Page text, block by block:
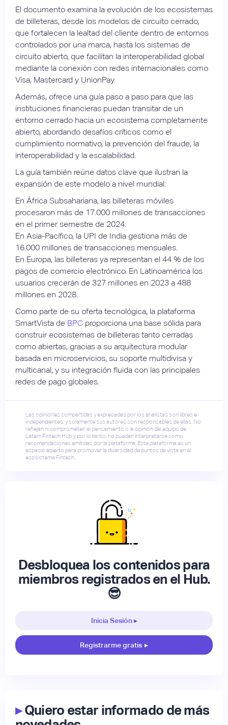
El documento examina la evolución de los ecosistemas
de billeteras, desde los modelos de circuito cerrado,
que fortalecen la lealtad del cliente dentro de entornos
controlados por una marca, hasta los sistemas de
circuito abierto, que facilitan la interoperabilidad global
mediante la conexión con redes internacionales como
Visa, Mastercard y UnionPay.
Además, ofrece una guía paso a paso para que las
instituciones financieras puedan transitar de un
entorno cerrado hacia un ecosistema completamente
abierto, abordando desafíos críticos como el
cumplimiento normativo, la prevención del fraude, la
interoperabilidad y la escalabilidad.
La guía también reúne datos clave que ilustran la
expansión de este modelo a nivel mundial:
En África Subsahariana, las billeteras móviles
procesaron más de 17.000 millones de transacciones
en el primer semestre de 2024.
En Asia-Pacífico, la UPI de India gestiona más de
16.000 millones de transacciones mensuales.
En Europa, las billeteras ya representan el 44 % de los
pagos de comercio electrónico. En Latinoamérica los
usuarios crecerán de 327 millones en 2023 a 488
millones en 2028.
Como parte de su oferta tecnológica, la plataforma
SmartVista de BPC proporciona una base sólida para
construir ecosistemas de billeteras tanto cerradas
como abiertas, gracias a su arquitectura modular
basada en microservicios, su soporte multidivisa y
multicanal, y su integración fluida con las principales
redes de pago globales.
Las opiniones compartidas y expresadas por los analistas son libres e
independientes, y solamente sus autores son responsables de ellas. No
reflejan ni comprometen el pensamiento o la opinión del equipo de
Latam Fintech Hub y, por lo tanto, no pueden interpretarse como
recomendaciones emitidas por la plataforma. Esta plataforma es un
espacio abierto para promover la diversidad de puntos de vista en el
ecosistema Fintech.
Desbloquea los contenidos para
miembros registrados en el Hub.
😎
Inicia Sesión ▸
Registrarme gratis ▸
▸Quiero estar informado de más